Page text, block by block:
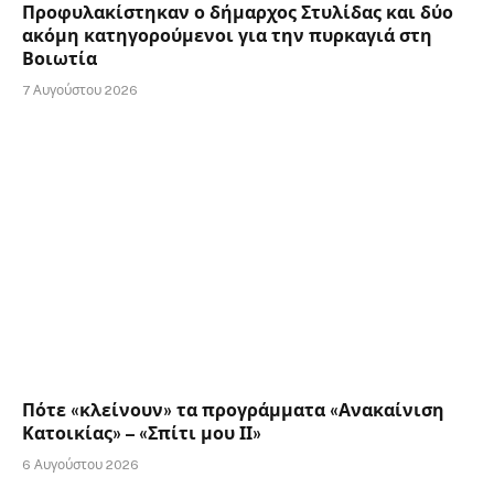
Προφυλακίστηκαν ο δήμαρχος Στυλίδας και δύο
ακόμη κατηγορούμενοι για την πυρκαγιά στη
Βοιωτία
7 Αυγούστου 2026
Πότε «κλείνουν» τα προγράμματα «Ανακαίνιση
Κατοικίας» – «Σπίτι μου ΙΙ»
6 Αυγούστου 2026